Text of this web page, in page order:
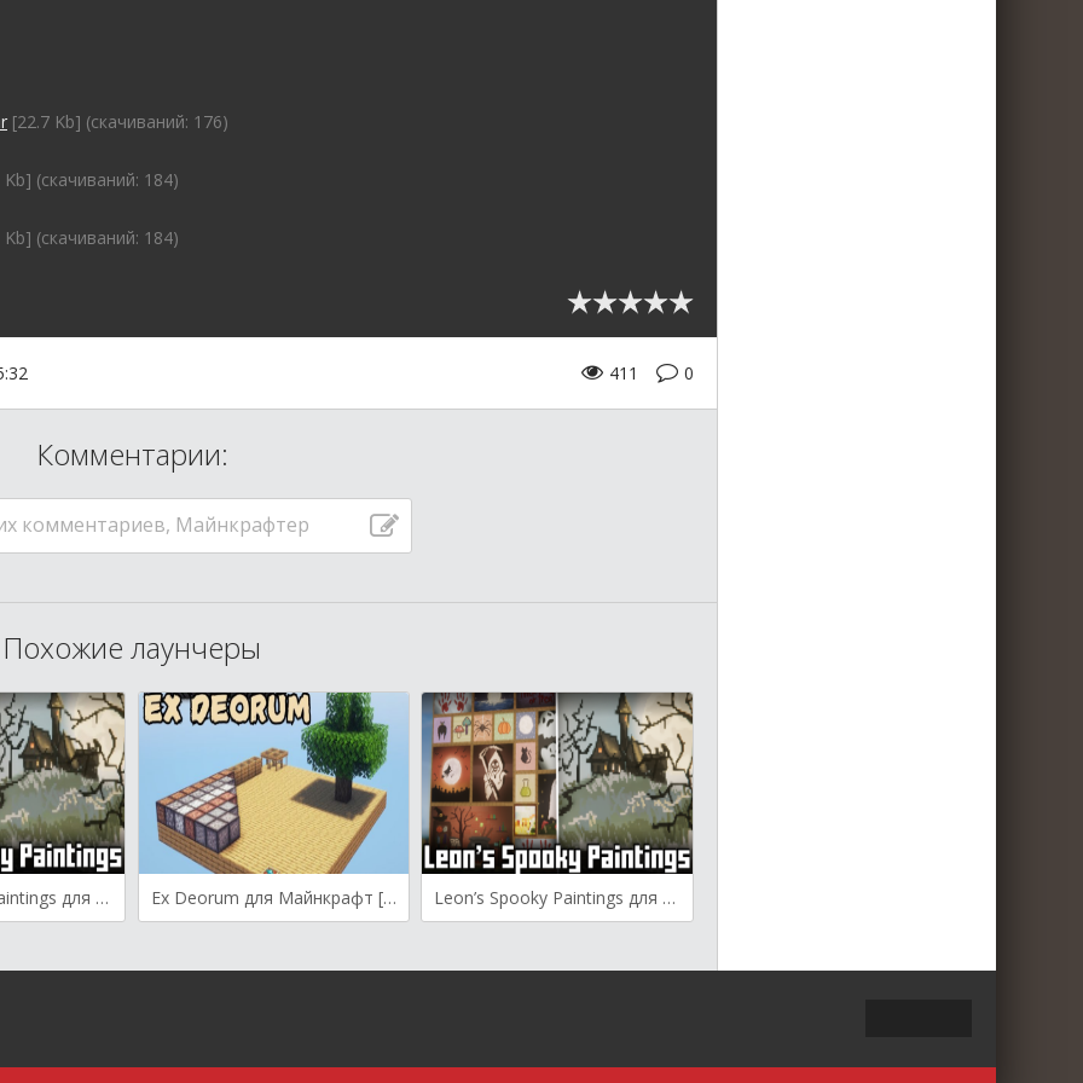
[22.7 Kb] (cкачиваний: 176)
Kb] (cкачиваний: 184)
Kb] (cкачиваний: 184)
0
411
Комментарии:
комментариев, Майнкрафтер
Похожие лаунчеры
Leon’s Spooky Paintings для Майнкрафт [1.21.1, 1.21, 1.20.6] Ex Deorum для Майнкрафт [1.21.1, 1.21, 1.20.4] Leon’s Spooky Paintings для Майнкрафт [1.20.4, 1.20.1, 1.19.4]